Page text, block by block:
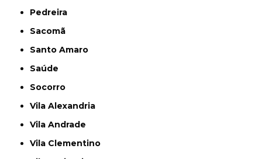
Pedreira
Sacomã
Santo Amaro
Saúde
Socorro
Vila Alexandria
Vila Andrade
Vila Clementino